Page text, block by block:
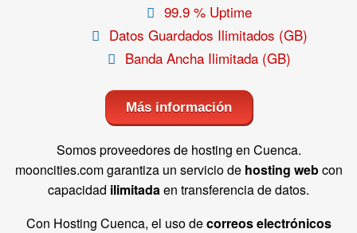
99.9 % Uptime
Datos Guardados Ilimitados (GB)
Banda Ancha Ilimitada (GB)
Más información
Somos proveedores de hosting en Cuenca.
mooncities.com garantiza un servicio de hosting webcon
capacidad ilimitadaen transferencia de datos.
Con Hosting Cuenca, el uso decorreos electrónicos